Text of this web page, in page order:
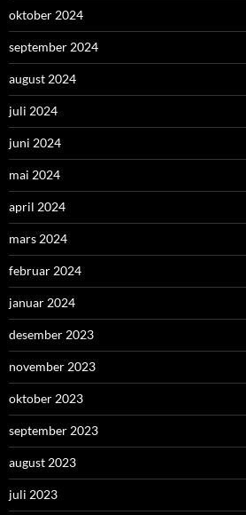
oktober 2024
september 2024
august 2024
juli 2024
juni 2024
mai 2024
april 2024
mars 2024
februar 2024
januar 2024
desember 2023
november 2023
oktober 2023
september 2023
august 2023
juli 2023